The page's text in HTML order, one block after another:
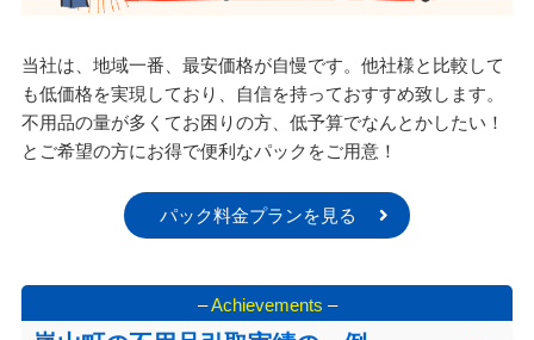
当社は、地域一番、最安価格が自慢です。他社様と比較して
も低価格を実現しており、自信を持っておすすめ致します。
不用品の量が多くてお困りの方、低予算でなんとかしたい！
とご希望の方にお得で便利なパックをご用意！
パック料金プランを見る
–Achievements –